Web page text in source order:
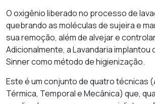
O oxigênio liberado no processo de
quebrando as moléculas de sujeira e
sua remoção, além de alvejar e
Adicionalmente, a Lavandaria implantou
Sinner como método de higienização.
Este é um conjunto de quatro técnicas
Térmica, Temporal e Mecânica) que,